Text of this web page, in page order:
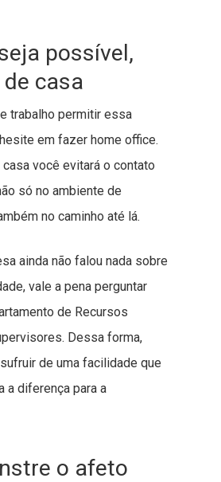
possível,
casa
trabalho permitir essa
em fazer home office.
casa você evitará o contato
só no ambiente de
no caminho até lá.
ainda não falou nada sobre
vale a pena perguntar
de Recursos
Dessa forma,
de uma facilidade que
a diferença para a
o afeto